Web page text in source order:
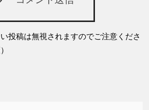
投稿は無視されますのでご注意くださ